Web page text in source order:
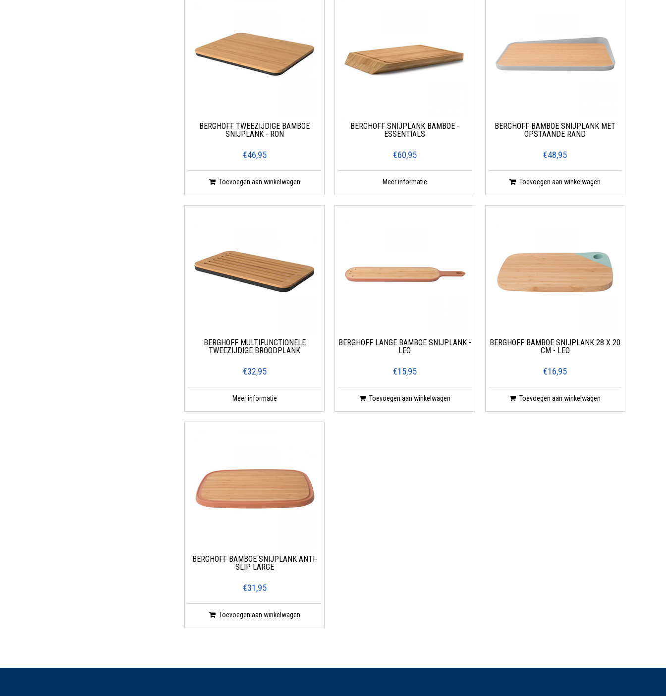
BERGHOFF TWEEZIJDIGE BAMBOE
SNIJPLANK - RON
€46,95
Toevoegen aan winkelwagen
BERGHOFF SNIJPLANK BAMBOE -
ESSENTIALS
€60,95
Meer informatie
BERGHOFF BAMBOE SNIJPLANK MET
OPSTAANDE RAND
€48,95
Toevoegen aan winkelwagen
BERGHOFF MULTIFUNCTIONELE
TWEEZIJDIGE BROODPLANK
€32,95
Meer informatie
BERGHOFF LANGE BAMBOE SNIJPLANK -
LEO
€15,95
Toevoegen aan winkelwagen
BERGHOFF BAMBOE SNIJPLANK 28 X 20
CM - LEO
€16,95
Toevoegen aan winkelwagen
BERGHOFF BAMBOE SNIJPLANK ANTI-
SLIP LARGE
€31,95
Toevoegen aan winkelwagen